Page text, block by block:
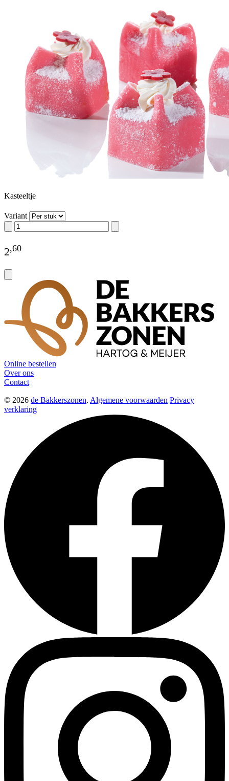
Kasteeltje
Variant
2,60
Online bestellen
Over ons
Contact
© 2026 de Bakkerszonen. Algemene voorwaarden Privacy
verklaring